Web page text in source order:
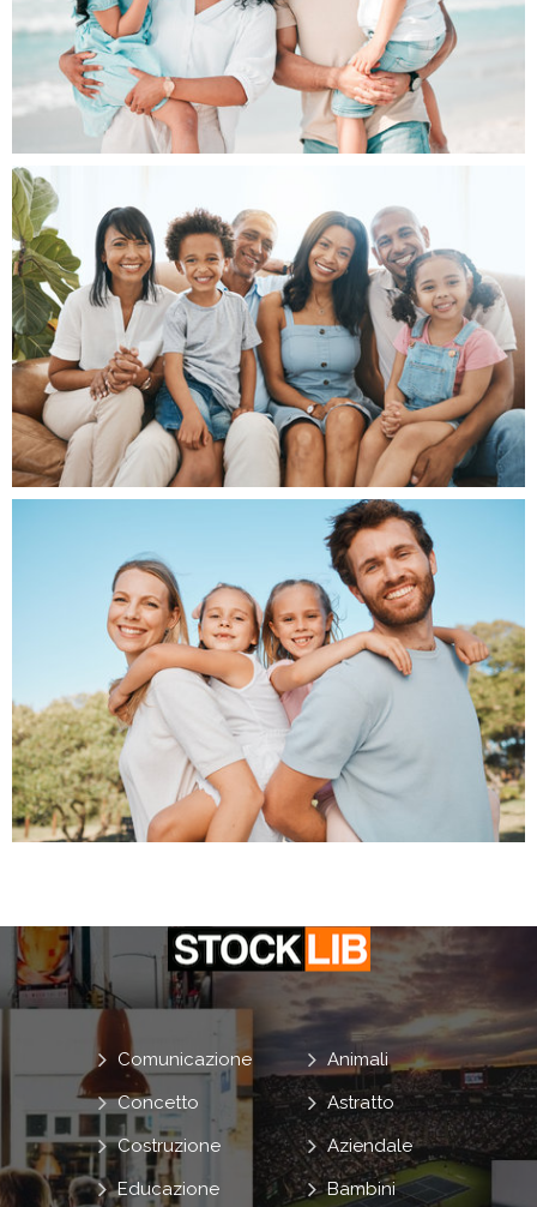
Animali
Astratto
Aziendale
Bambini
Comunicazione
Concetto
Costruzione
Educazione